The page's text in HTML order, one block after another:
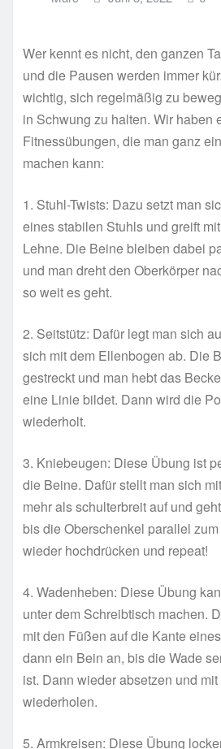
Wer kennt es nicht, den ganzen
und die Pausen werden immer
wichtig, sich regelmäßig zu
in Schwung zu halten. Wir haben
Fitnessübungen, die man ganz
machen kann:
1. Stuhl-Twists: Dazu setzt man
eines stabilen Stuhls und greift
Lehne. Die Beine bleiben dabei
und man dreht den Oberkörper
so weit es geht.
2. Seitstütz: Dafür legt man sich
sich mit dem Ellenbogen ab. Die
gestreckt und man hebt das
eine Linie bildet. Dann wird die
wiederholt.
3. Kniebeugen: Diese Übung ist
die Beine. Dafür stellt man sich
mehr als schulterbreit auf und
bis die Oberschenkel parallel
wieder hochdrücken und repeat!
4. Wadenheben: Diese Übung
unter dem Schreibtisch machen.
mit den Füßen auf die Kante
dann ein Bein an, bis die Wade
ist. Dann wieder absetzen und
wiederholen.
5. Armkreisen: Diese Übung